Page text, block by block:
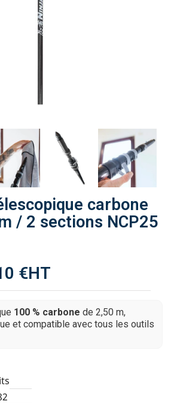
carbone
/ 2 sections NCP25
€HT
100 % carbone de 2,50 m,
et compatible avec tous les outils